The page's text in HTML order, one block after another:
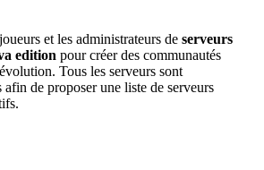
et les administrateurs de serveurs
edition pour créer des communautés
Tous les serveurs sont
de proposer une liste de serveurs